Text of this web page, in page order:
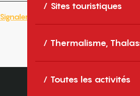
Sites touristiques
Thermalisme,
Toutes les activités
Signaler une erreur